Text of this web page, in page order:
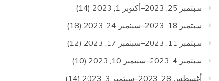
سبتمبر 25, 2023–أكتوبر 1, 2023
(14)
سبتمبر 18, 2023–سبتمبر 24, 2023
(18)
سبتمبر 11, 2023–سبتمبر 17, 2023
(12)
سبتمبر 4, 2023–سبتمبر 10, 2023
(10)
أغسطس 28, 2023–سبتمبر 3, 2023
(14)